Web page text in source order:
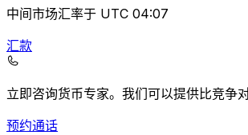
中间市场汇率于 UTC 04:07
汇款
立即咨询货币专家。 我们可以提供比竞争
预约通话